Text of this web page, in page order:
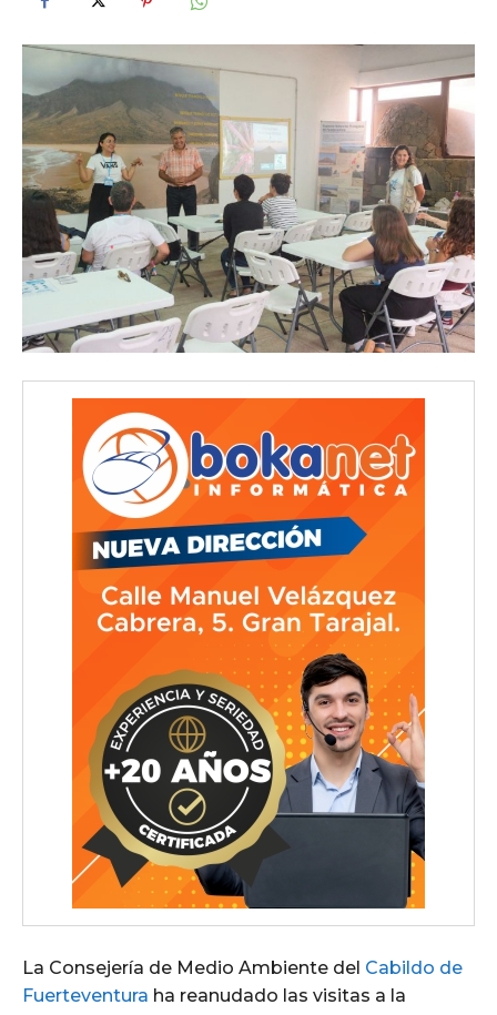
La Consejería de Medio Ambiente del Cabildo de
Fuerteventura ha reanudado las visitas a la